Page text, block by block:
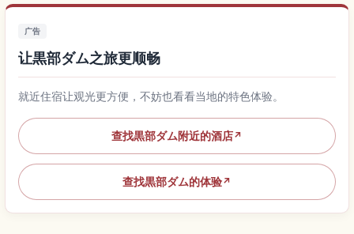
广告
让黒部ダム之旅更顺畅
就近住宿让观光更方便，不妨也看看当地的特色体验。
查找黒部ダム附近的酒店↗
查找黒部ダム的体验↗